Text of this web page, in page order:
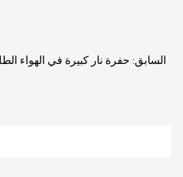
السابق: حفرة نار كبيرة في الهواء